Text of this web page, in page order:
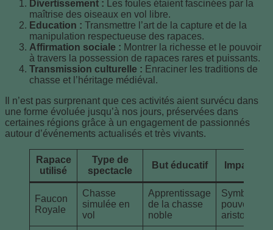
Divertissement : Les foules étaient fascinées par la
maîtrise des oiseaux en vol libre.
Education : Transmettre l’art de la capture et de la
manipulation respectueuse des rapaces.
Affirmation sociale : Montrer la richesse et le pouvoir
à travers la possession de rapaces rares et puissants.
Transmission culturelle : Enraciner les traditions de
chasse et l’héritage médiéval.
Il n’est pas surprenant que ces activités aient survécu dans
une forme évoluée jusqu’à nos jours, préservées dans
certaines régions grâce à un engagement de passionnés
autour d’événements actualisés et très vivants.
Rapace
utilisé
Type de
spectacle
But éducatif Impact
Faucon
Royale
Chasse
simulée en
vol
Apprentissage
de la chasse
noble
Symbole de
pouvoir